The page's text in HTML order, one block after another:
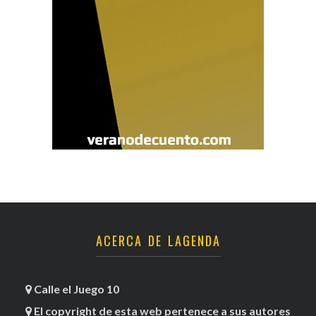
ACERCA DE LAGENDA
Calle el Juego 10
El copyright de esta web pertenece a sus autores